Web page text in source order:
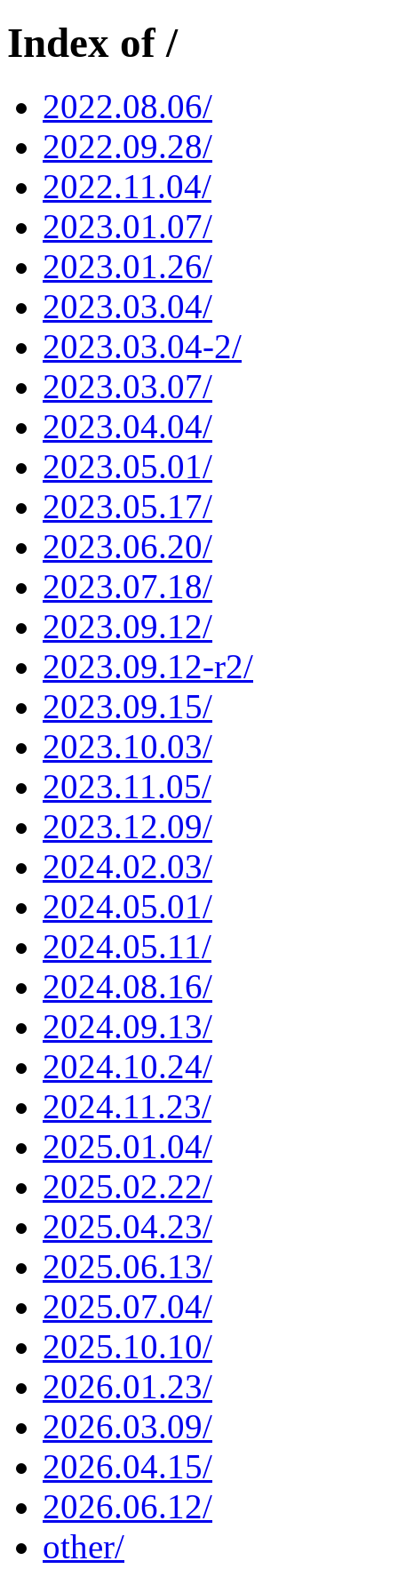
Index of /
2022.08.06/
2022.09.28/
2022.11.04/
2023.01.07/
2023.01.26/
2023.03.04/
2023.03.04-2/
2023.03.07/
2023.04.04/
2023.05.01/
2023.05.17/
2023.06.20/
2023.07.18/
2023.09.12/
2023.09.12-r2/
2023.09.15/
2023.10.03/
2023.11.05/
2023.12.09/
2024.02.03/
2024.05.01/
2024.05.11/
2024.08.16/
2024.09.13/
2024.10.24/
2024.11.23/
2025.01.04/
2025.02.22/
2025.04.23/
2025.06.13/
2025.07.04/
2025.10.10/
2026.01.23/
2026.03.09/
2026.04.15/
2026.06.12/
other/